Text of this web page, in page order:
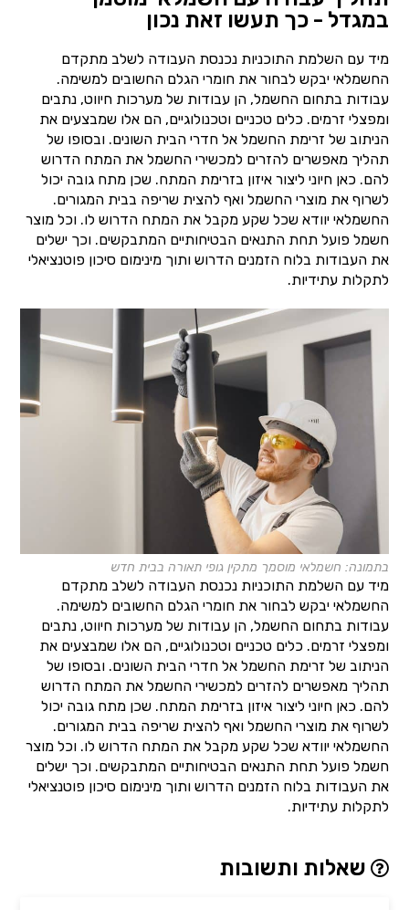
במגדל - כך תעשו זאת נכון
מיד עם השלמת התוכניות נכנסת העבודה לשלב מתקדם
החשמלאי יבקש לבחור את חומרי הגלם החשובים למשימה.
עבודות בתחום החשמל, הן עבודות של מערכות חיווט, נתבים
ומפצלי זרמים. כלים טכניים וטכנולוגיים, הם אלו שמבצעים את
הניתוב של זרימת החשמל אל חדרי הבית השונים. ובסופו של
תהליך מאפשרים להזרים למכשירי החשמל את המתח הדרוש
להם. כאן חיוני ליצור איזון בזרימת המתח. שכן מתח גובה יכול
לשרוף את מוצרי החשמל ואף להצית שריפה בבית המגורים.
החשמלאי יוודא שכל שקע מקבל את המתח הדרוש לו. וכל מוצר
חשמל פועל תחת התנאים הבטיחותיים המתבקשים. וכך ישלים
את העבודות בלוח הזמנים הדרוש ותוך מינימום סיכון פוטנציאלי
לתקלות עתידיות.
בתמונה: חשמלאי מוסמך מתקין גופי תאורה בבית חדש
מיד עם השלמת התוכניות נכנסת העבודה לשלב מתקדם
החשמלאי יבקש לבחור את חומרי הגלם החשובים למשימה.
עבודות בתחום החשמל, הן עבודות של מערכות חיווט, נתבים
ומפצלי זרמים. כלים טכניים וטכנולוגיים, הם אלו שמבצעים את
הניתוב של זרימת החשמל אל חדרי הבית השונים. ובסופו של
תהליך מאפשרים להזרים למכשירי החשמל את המתח הדרוש
להם. כאן חיוני ליצור איזון בזרימת המתח. שכן מתח גובה יכול
לשרוף את מוצרי החשמל ואף להצית שריפה בבית המגורים.
החשמלאי יוודא שכל שקע מקבל את המתח הדרוש לו. וכל מוצר
חשמל פועל תחת התנאים הבטיחותיים המתבקשים. וכך ישלים
את העבודות בלוח הזמנים הדרוש ותוך מינימום סיכון פוטנציאלי
לתקלות עתידיות.
שאלות ותשובות